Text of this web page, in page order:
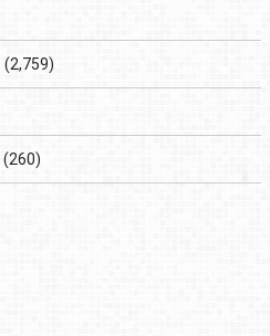
(2,759)
(260)